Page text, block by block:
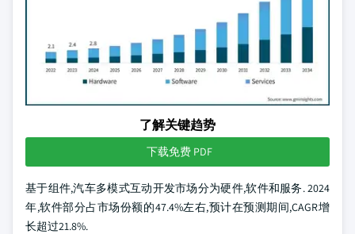
了解关键趋势
下载免费 PDF
基于组件,汽车多模式互动开发市场分为硬件,软件和服务. 2024
年,软件部分占市场份额的47.4%左右,预计在预测期间,CAGR增
长超过21.8%.